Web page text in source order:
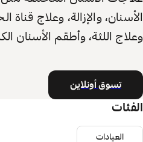
الأسنان، والإزالة، وعلاج قناة
وعلاج اللثة، وأطقم الأسنان
تسوق أونلاين
الفئات
العيادات